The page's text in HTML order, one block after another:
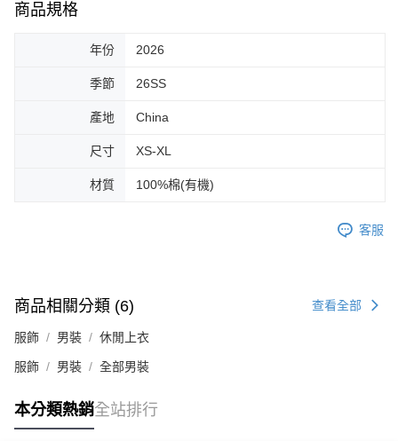
商品規格
年份 2026
季節 26SS
產地 China
尺寸 XS-XL
材質 100%棉(有機)
客服
商品相關分類 (6) 查看全部
服飾 男裝 休閒上衣
服飾 男裝 全部男裝
本分類熱銷全站排行